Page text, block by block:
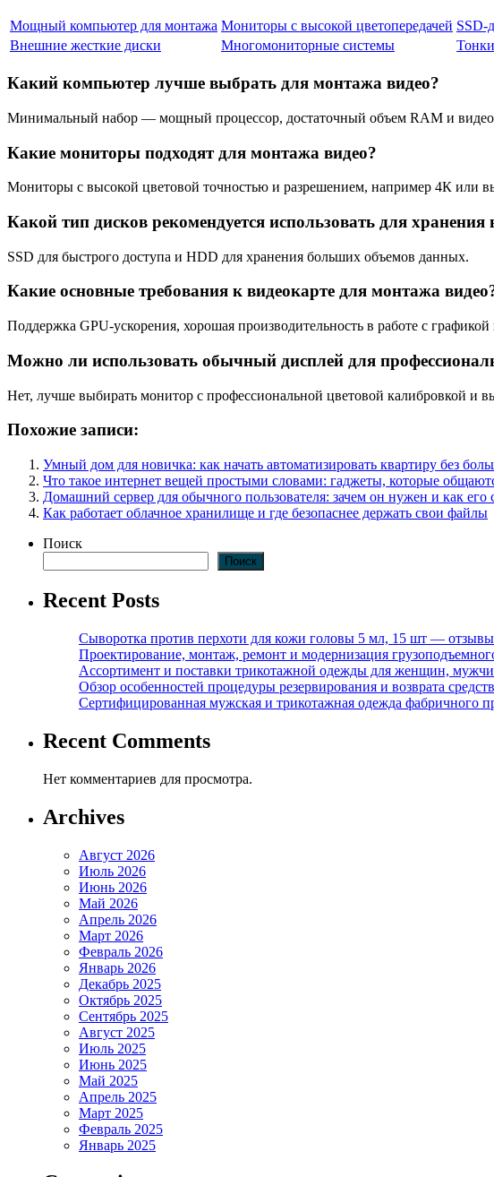
Мощный компьютер для монтажа Мониторы с высокой цветопередачей SSD-
Внешние жесткие диски
Многомониторные системы
Какий компьютер лучше выбрать для монтажа видео?
Минимальный набор — мощный процессор, достаточный объем RAM и
Какие мониторы подходят для монтажа видео?
Мониторы с высокой цветовой точностью и разрешением, например 4К или
Какой тип дисков рекомендуется использовать для хранения
SSD для быстрого доступа и HDD для хранения больших объемов данных.
Какие основные требования к видеокарте для монтажа
Поддержка GPU-ускорения, хорошая производительность в работе с
Можно ли использовать обычный дисплей для
Нет, лучше выбирать монитор с профессиональной цветовой калибровкой и
Похожие записи:
Умный дом для новичка: как начать автоматизировать квартиру без
Что такое интернет вещей простыми словами: гаджеты, которые
Домашний сервер для обычного пользователя: зачем он нужен и как его
Как работает облачное хранилище и где безопаснее держать свои файлы
Поиск
Поиск
Recent Posts
Сыворотка против перхоти для кожи головы 5 мл, 15 шт —
Проектирование, монтаж, ремонт и модернизация
Ассортимент и поставки трикотажной одежды для женщин,
Обзор особенностей процедуры резервирования и возврата средств
Сертифицированная мужская и трикотажная одежда фабричного
Recent Comments
Нет комментариев для просмотра.
Archives
Август 2026
Июль 2026
Июнь 2026
Май 2026
Апрель 2026
Март 2026
Февраль 2026
Январь 2026
Декабрь 2025
Октябрь 2025
Сентябрь 2025
Август 2025
Июль 2025
Июнь 2025
Май 2025
Апрель 2025
Март 2025
Февраль 2025
Январь 2025